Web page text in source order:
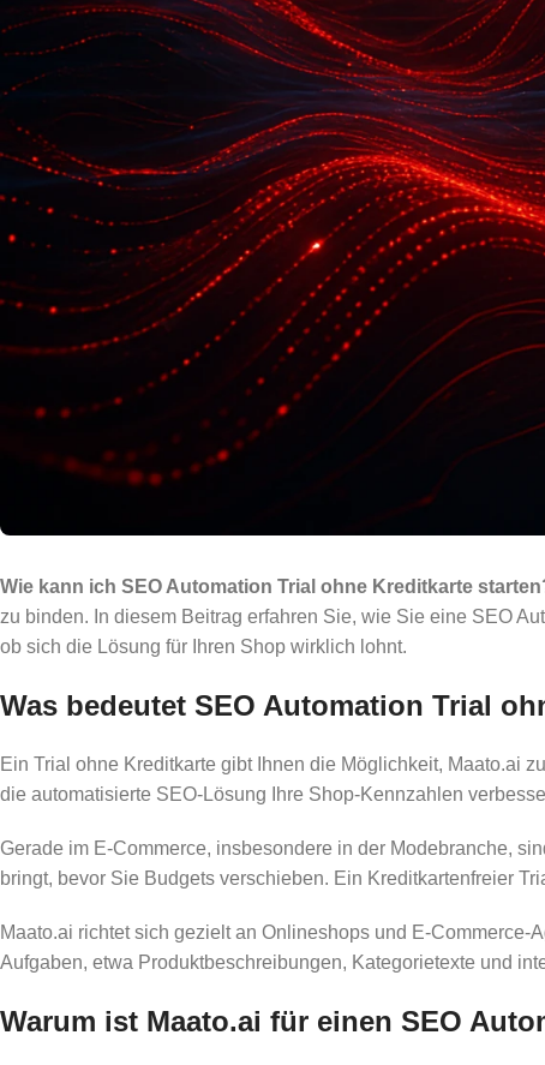
Wie kann ich SEO Automation Trial ohne Kreditkarte
zu binden. In diesem Beitrag erfahren Sie, wie Sie eine SEO
ob sich die Lösung für Ihren Shop wirklich lohnt.
Was bedeutet SEO Automation Trial
Ein Trial ohne Kreditkarte gibt Ihnen die Möglichkeit, Maato.ai
die automatisierte SEO-Lösung Ihre Shop-Kennzahlen
Gerade im E-Commerce, insbesondere in der Modebranche,
bringt, bevor Sie Budgets verschieben. Ein Kreditkartenfreier
Maato.ai richtet sich gezielt an Onlineshops und E-
Aufgaben, etwa Produktbeschreibungen, Kategorietexte und
Warum ist Maato.ai für einen SEO